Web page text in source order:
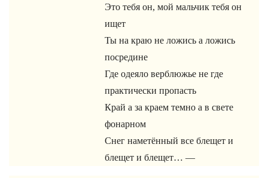
Это тебя он, мой мальчик тебя он
ищет
Ты на краю не ложись а ложись
посредине
Где одеяло верблюжье не где
практически пропасть
Край а за краем темно а в свете
фонарном
Снег наметённый все блещет и
блещет и блещет… —